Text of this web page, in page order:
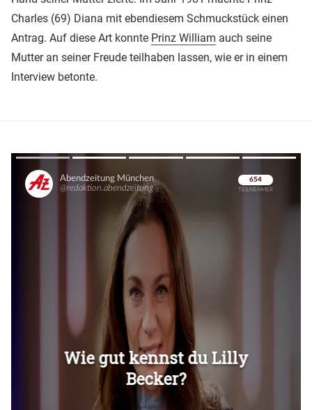
Charles (69) Diana mit ebendiesem Schmuckstück einen
Antrag. Auf diese Art konnte Prinz William auch seine
Mutter an seiner Freude teilhaben lassen, wie er in einem
Interview betonte.
Überspringen
Überspringen